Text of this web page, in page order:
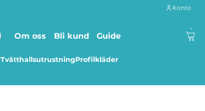
Konto
Om oss Bli kund Guide
-
TvätthallsutrustningProfilkläder